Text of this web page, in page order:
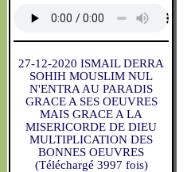
27-12-2020 ISMAIL DERRA
SOHIH MOUSLIM NUL
N'ENTRA AU PARADIS
GRACE A SES OEUVRES
MAIS GRACE A LA
MISERICORDE DE DIEU
MULTIPLICATION DES
BONNES OEUVRES
(Téléchargé 3997 fois)